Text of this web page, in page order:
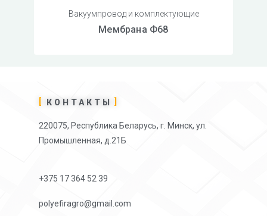
Вакуумпровод и комплектующие
Мембрана Ф68
КОНТАКТЫ
220075, Республика Беларусь, г. Минск, ул.
Промышленная, д.21Б
+375 17 364 52 39
polyefiragro@gmail.com